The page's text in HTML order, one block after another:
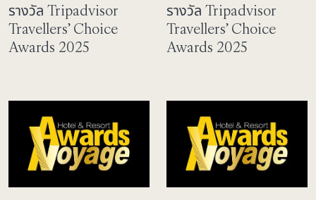
รางวัล Tripadvisor
Travellers’ Choice
Awards 2025
รางวัล Tripadvisor
Travellers’ Choice
Awards 2025